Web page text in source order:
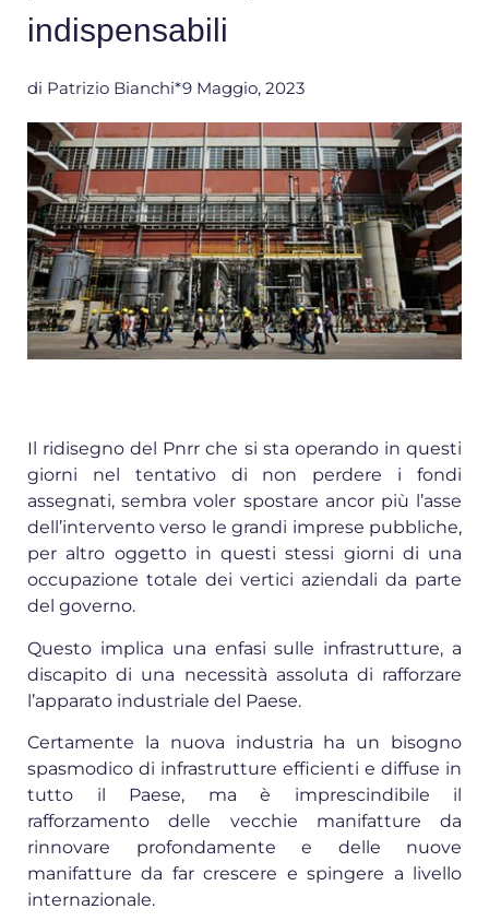
indispensabili
di Patrizio Bianchi*9 Maggio, 2023
Il ridisegno del Pnrr che si sta operando in questi
giorni nel tentativo di non perdere i fondi
assegnati, sembra voler spostare ancor più l’asse
dell’intervento verso le grandi imprese pubbliche,
per altro oggetto in questi stessi giorni di una
occupazione totale dei vertici aziendali da parte
del governo.
Questo implica una enfasi sulle infrastrutture, a
discapito di una necessità assoluta di rafforzare
l’apparato industriale del Paese.
Certamente la nuova industria ha un bisogno
spasmodico di infrastrutture efficienti e diffuse in
tutto il Paese, ma è imprescindibile il
rafforzamento delle vecchie manifatture da
rinnovare profondamente e delle nuove
manifatture da far crescere e spingere a livello
internazionale.